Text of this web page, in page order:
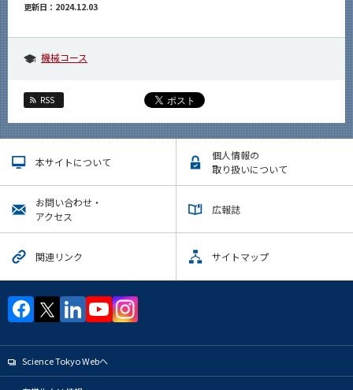
更新日：2024.12.03
機械コース
RSS
本サイトについて
個人情報の
取り扱いについて
お問い合わせ・
アクセス
広報誌
関連リンク サイトマップ
Science Tokyo Webヘ